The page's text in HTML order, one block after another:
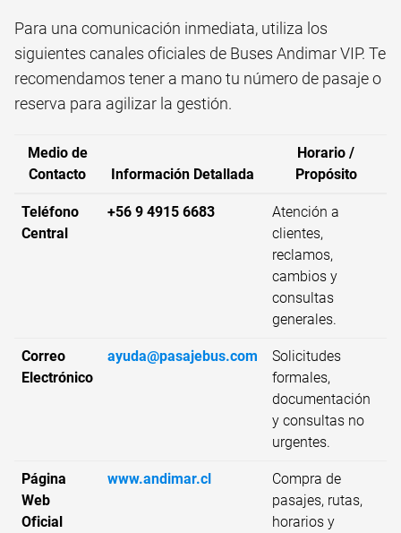
Para una comunicación inmediata, utiliza los
siguientes canales oficiales de Buses Andimar VIP. Te
recomendamos tener a mano tu número de pasaje o
reserva para agilizar la gestión.
Medio de
Contacto
Información Detallada
Horario /
Propósito
Teléfono
Central
+56 9 4915 6683
Atención a
clientes,
reclamos,
cambios y
consultas
generales.
Correo
Electrónico
ayuda@pasajebus.com
Solicitudes
formales,
documentación
y consultas no
urgentes.
Página
Web
Oficial
www.andimar.cl
Compra de
pasajes, rutas,
horarios y